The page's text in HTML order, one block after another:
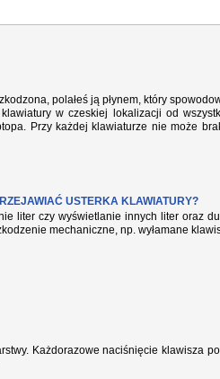
polałeś ją płynem, który
w czeskiej lokalizacji od
Przy każdej klawiaturze nie może
USTERKA KLAWIATURY?
liter czy wyświetlanie innych liter oraz
mechaniczne, np. wyłamane
Każdorazowe naciśnięcie klawisza